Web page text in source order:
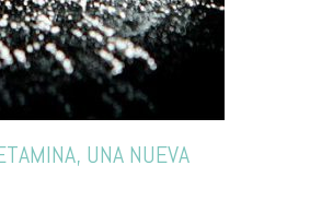
UNA NUEVA